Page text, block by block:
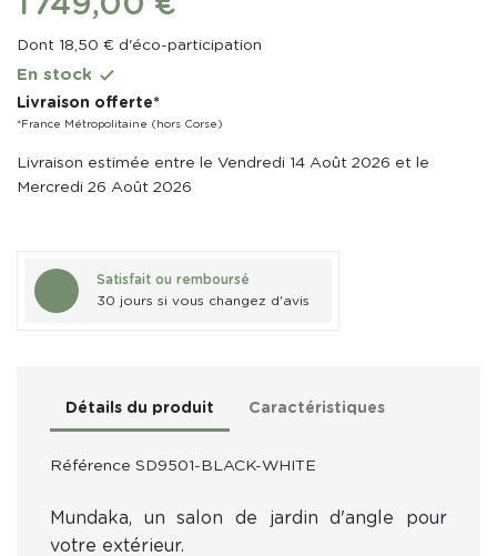
Dont 18,50 € d'éco-participation
En stock 
Livraison offerte*
*France Métropolitaine (hors Corse)
Livraison estimée entre le Vendredi 14 Août 2026 et le
Mercredi 26 Août 2026
Satisfait ou remboursé
30 jours si vous changez d'avis
Détails du produit Caractéristiques
Référence SD9501-BLACK-WHITE
Mundaka, un salon de jardin d'angle pour
votre extérieur.